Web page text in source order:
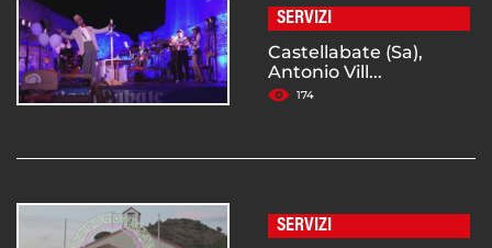
SERVIZI
Castellabate (Sa),
Antonio Vill...
174
SERVIZI